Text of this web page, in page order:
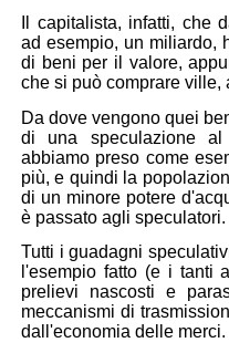
Il capitalista, infatti, che
ad esempio, un miliardo,
di beni per il valore,
che si può comprare ville,
Da dove vengono quei
di una speculazione
abbiamo preso come
più, e quindi la
di un minore potere
è passato agli speculatori.
Tutti i guadagni
l'esempio fatto (e i tanti
prelievi nascosti e
meccanismi di
dall'economia delle merci.